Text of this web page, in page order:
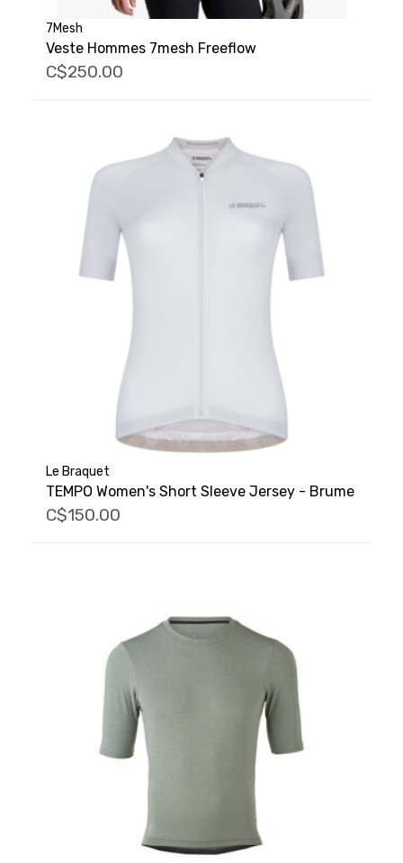
7Mesh
Veste Hommes 7mesh Freeflow
C$250.00
Le Braquet
TEMPO Women's Short Sleeve Jersey - Brume
C$150.00